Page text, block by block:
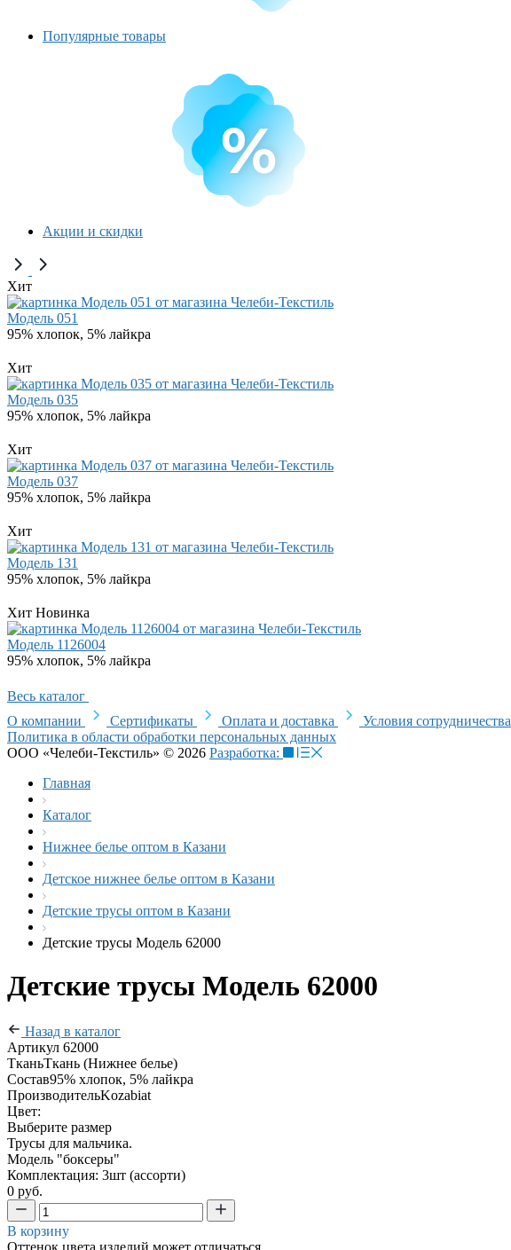
Популярные товары
Акции и скидки
Хит
Модель 051
95% хлопок, 5% лайкра
Хит
Модель 035
95% хлопок, 5% лайкра
Хит
Модель 037
95% хлопок, 5% лайкра
Хит
Модель 131
95% хлопок, 5% лайкра
Хит Новинка
Модель 1126004
95% хлопок, 5% лайкра
Весь каталог
О компании
Сертификаты Оплата и доставка Условия сотрудничества
Политика в области обработки персональных данных
ООО «Челеби-Текстиль» © 2026 Разработка:
Главная
Каталог
Нижнее белье оптом в Казани
Детское нижнее белье оптом в Казани
Детские трусы оптом в Казани
Детские трусы Модель 62000
Детские трусы Модель 62000
Назад в каталог
Артикул 62000
ТканьТкань (Нижнее белье)
Состав95% хлопок, 5% лайкра
ПроизводительKozabiat
Цвет:
Выберите размер
Трусы для мальчика.
Модель "боксеры"
Комплектация: 3шт (ассорти)
0 руб.
В корзину
Оттенок цвета изделий может отличаться